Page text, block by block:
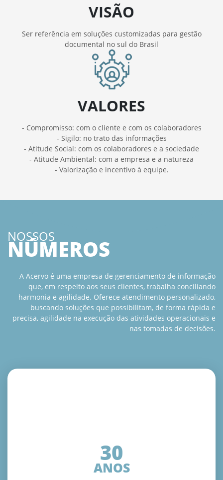
VISÃO
Ser referência em soluções customizadas para gestão
documental no sul do Brasil
VALORES
- Compromisso: com o cliente e com os colaboradores
- Sigilo: no trato das informações
- Atitude Social: com os colaboradores e a sociedade
- Atitude Ambiental: com a empresa e a natureza
- Valorização e incentivo à equipe.
NOSSOS
NÚMEROS
A Acervo é uma empresa de gerenciamento de informação
que, em respeito aos seus clientes, trabalha conciliando
harmonia e agilidade. Oferece atendimento personalizado,
buscando soluções que possibilitam, de forma rápida e
precisa, agilidade na execução das atividades operacionais e
nas tomadas de decisões.
30
ANOS